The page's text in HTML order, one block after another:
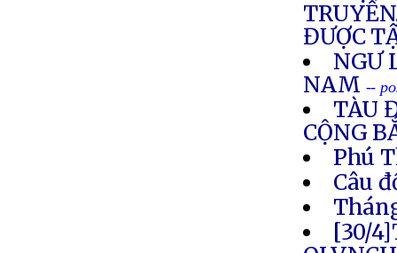
ĐƯỢC
NGƯ
NAM --
TÀU
CỘNG
Phú
Câu
[30/